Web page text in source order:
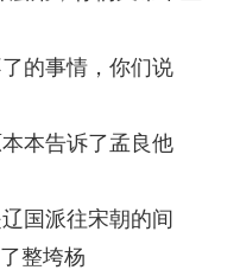
的事情，你们说
本告诉了孟良他
国派往宋朝的间
整垮杨